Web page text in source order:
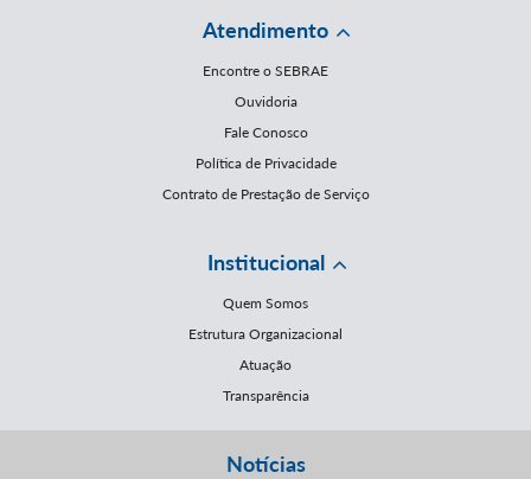
Atendimento
Encontre o SEBRAE
Ouvidoria
Fale Conosco
Política de Privacidade
Contrato de Prestação de Serviço
Institucional
Quem Somos
Estrutura Organizacional
Atuação
Transparência
Notícias